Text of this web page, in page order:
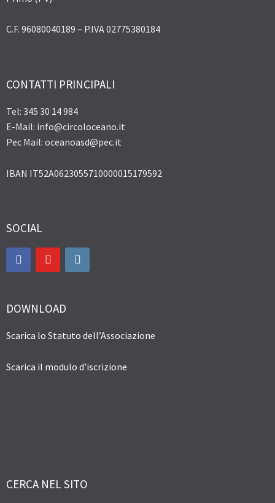
C.F. 96080040189 – P.IVA 02775380184
CONTATTI PRINCIPALI
Tel: 345 30 14 984
E-Mail: info@circoloceano.it
Pec Mail: oceanoasd@pec.it
IBAN IT52A0623055710000015179592
SOCIAL
DOWNLOAD
Scarica lo Statuto dell’Associazione
Scarica il modulo d’iscrizione
CERCA NEL SITO